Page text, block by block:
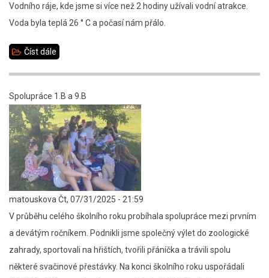
Vodního ráje, kde jsme si více než 2 hodiny užívali vodní atrakce.
Voda byla teplá 26 ° C a počasí nám přálo.
Číst dále
si
poslední
týden,
6.D
Spolupráce 1.B a 9.B
matouskova Čt, 07/31/2025 - 21:59
V průběhu celého školního roku probíhala spolupráce mezi prvním
a devátým ročníkem. Podnikli jsme společný výlet do zoologické
zahrady, sportovali na hřištích, tvořili přáníčka a trávili spolu
některé svačinové přestávky. Na konci školního roku uspořádali